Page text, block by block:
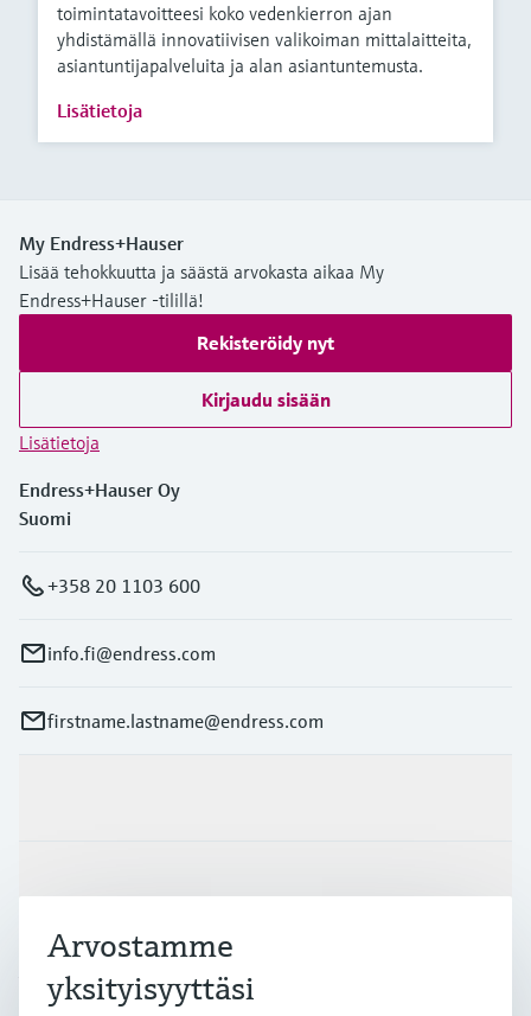
toimintatavoitteesi koko vedenkierron ajan
yhdistämällä innovatiivisen valikoiman mittalaitteita,
asiantuntijapalveluita ja alan asiantuntemusta.
Lisätietoja
My Endress+Hauser
Lisää tehokkuutta ja säästä arvokasta aikaa My
Endress+Hauser -tilillä!
Rekisteröidy nyt
Kirjaudu sisään
Lisätietoja
Endress+Hauser Oy
Suomi
+358 20 1103 600
info.fi@endress.com
firstname.lastname@endress.com
Asiakastuki
Arvostamme
yksityisyyttäsi